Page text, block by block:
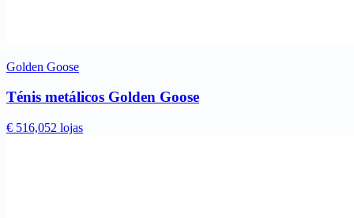
Golden Goose
Ténis metálicos Golden Goose
€ 516,052 lojas